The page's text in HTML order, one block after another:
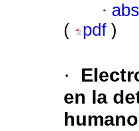
·
(
pdf )
·
en la
humano